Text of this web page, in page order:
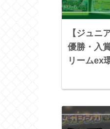
【ジュニ
優勝・入
リームex